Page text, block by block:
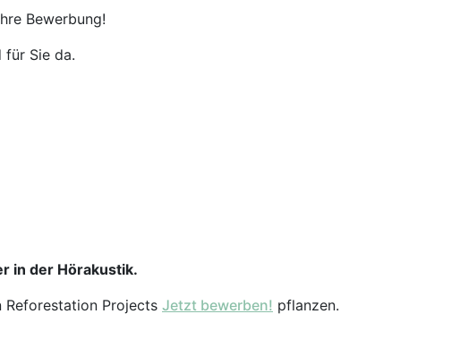
Bewerbung!
für Sie da.
in der Hörakustik.
Reforestation Projects Jetzt bewerben! pflanzen.